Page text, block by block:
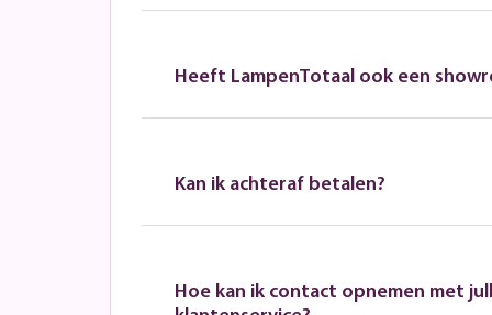
Heeft LampenTotaal ook een
Kan ik achteraf betalen?
Hoe kan ik contact opnemen met